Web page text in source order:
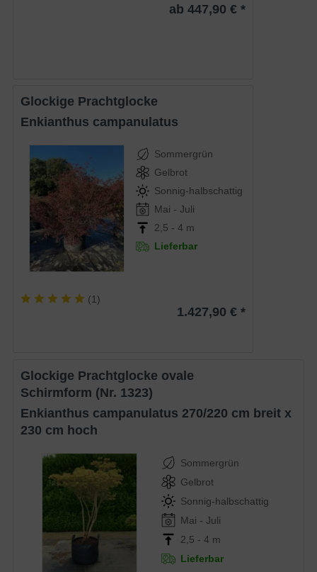
ab 447,90 € *
Glockige Prachtglocke
Enkianthus campanulatus
Sommergrün
Gelbrot
Sonnig-halbschattig
Mai - Juli
2,5 - 4 m
Lieferbar
(1)
1.427,90 € *
Glockige Prachtglocke ovale
Schirmform (Nr. 1323)
Enkianthus campanulatus 270/220 cm breit x
230 cm hoch
Sommergrün
Gelbrot
Sonnig-halbschattig
Mai - Juli
2,5 - 4 m
Lieferbar